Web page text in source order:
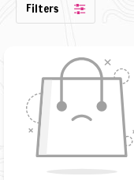
Filters